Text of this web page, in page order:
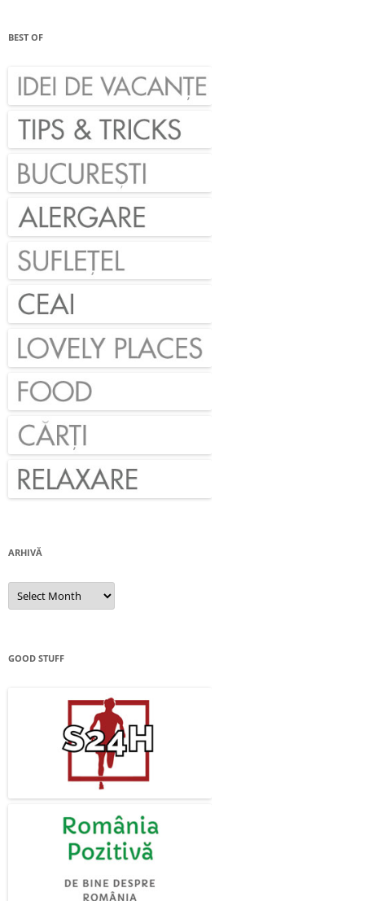
BEST OF
ARHIVĂ
Arhivă
GOOD STUFF